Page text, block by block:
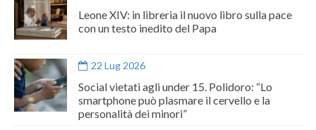
Leone XIV: in libreria il nuovo libro sulla pace
con un testo inedito del Papa
22 Lug 2026
Social vietati agli under 15. Polidoro: “Lo
smartphone può plasmare il cervello e la
personalità dei minori”